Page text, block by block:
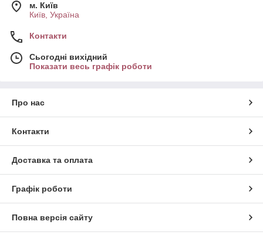
м. Київ
Київ, Україна
Контакти
Сьогодні вихідний
Показати весь графік роботи
Про нас
Контакти
Доставка та оплата
Графік роботи
Повна версія сайту